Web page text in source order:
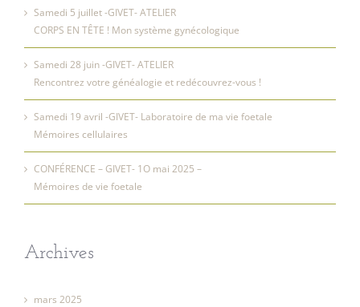
Samedi 5 juillet -GIVET- ATELIER
CORPS EN TÊTE ! Mon système gynécologique
Samedi 28 juin -GIVET- ATELIER
Rencontrez votre généalogie et redécouvrez-vous !
Samedi 19 avril -GIVET- Laboratoire de ma vie foetale
Mémoires cellulaires
CONFÉRENCE – GIVET- 1O mai 2025 –
Mémoires de vie foetale
Archives
mars 2025